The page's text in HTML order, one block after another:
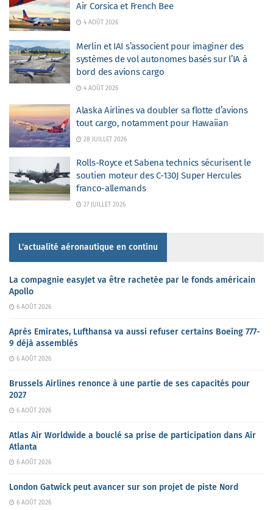
Air Corsica et French Bee
4 AOÛT 2026
Merlin et IAI s’associent pour imaginer des
systèmes de vol autonomes basés sur l’IA à
bord des avions cargo
4 AOÛT 2026
Alaska Airlines va doubler sa flotte d’avions
tout cargo, notamment pour Hawaiian
28 JUILLET 2026
Rolls-Royce et Sabena technics sécurisent le
soutien moteur des C-130J Super Hercules
franco-allemands
27 JUILLET 2026
L'actualité aéronautique en continu
La compagnie easyJet va être rachetée par le fonds américain
Apollo
6 AOÛT 2026
Après Emirates, Lufthansa va aussi refuser certains Boeing 777-
9 déjà assemblés
6 AOÛT 2026
Brussels Airlines renonce à une partie de ses capacités pour
2027
6 AOÛT 2026
Atlas Air Worldwide a bouclé sa prise de participation dans Air
Atlanta
6 AOÛT 2026
London Gatwick peut avancer sur son projet de piste Nord
6 AOÛT 2026